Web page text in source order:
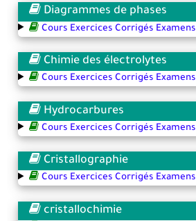
Diagrammes de phases
Cours Exercices Corrigés Examens
Chimie des électrolytes
Cours Exercices Corrigés Examens
Hydrocarbures
Cours Exercices Corrigés Examens
Cristallographie
Cours Exercices Corrigés Examens
cristallochimie